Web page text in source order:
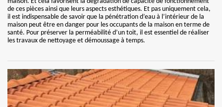
de ces pièces ainsi que leurs aspects esthétiques. Et pas uniquement cela,
il est indispensable de savoir que la pénétration d’eau à l’intérieur de la
maison peut être en danger pour les occupants de la maison en terme de
santé. Pour préserver la perméabilité d’un toit, il est essentiel de réaliser
les travaux de nettoyage et démoussage à temps.